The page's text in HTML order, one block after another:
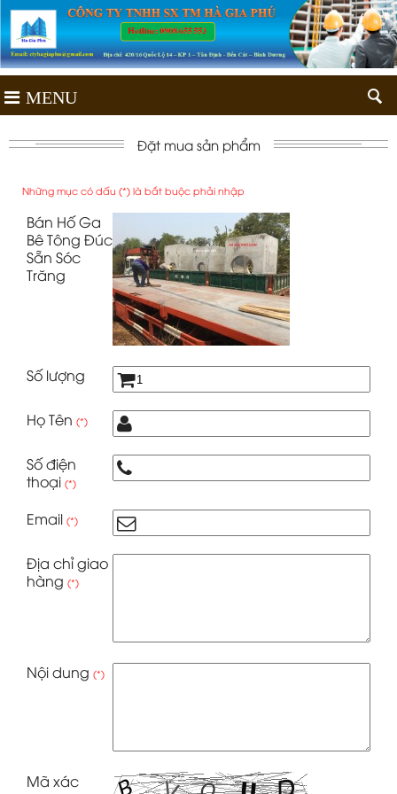
MENU
Đặt mua sản phẩm
Những mục có dấu (*) là bắt buộc phải nhập
Bán Hố Ga
Bê Tông Đúc
Sẵn Sóc
Trăng
Số lượng
Họ Tên (*)
Số điện
thoại (*)
Email (*)
Địa chỉ giao
hàng (*)
Nội dung (*)
Mã xác